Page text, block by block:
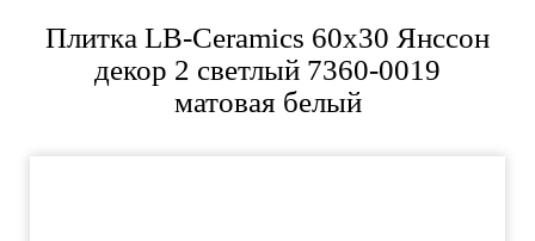
Плитка LB-Ceramics 60x30 Янссон
декор 2 светлый 7360-0019
матовая белый